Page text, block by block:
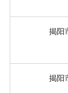
揭阳
揭阳